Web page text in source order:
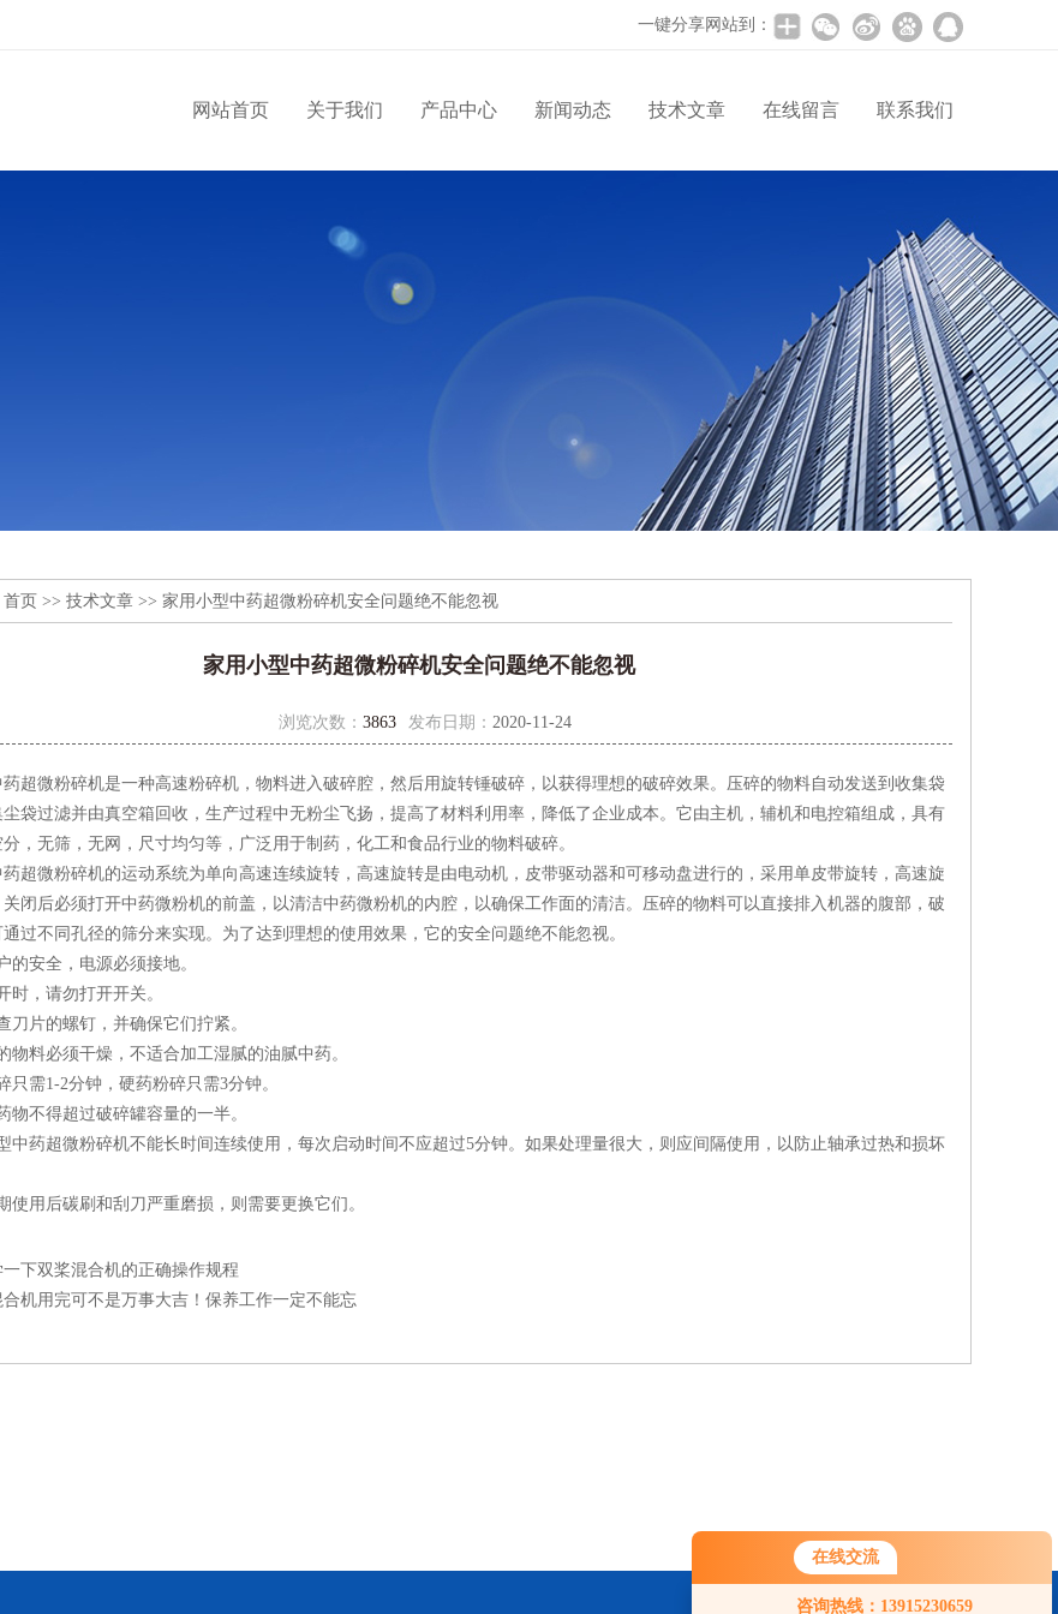
在线交流
咨询热线：13915230659
一键分享网站到：
网站首页 关于我们 产品中心 新闻动态 技术文章 在线留言 联系我们
首页 >> 技术文章 >> 家用小型中药超微粉碎机安全问题绝不能忽视
家用小型中药超微粉碎机安全问题绝不能忽视
浏览次数： 3863 发布日期： 2020-11-24
微粉碎机是一种高速粉碎机，物料进入破碎腔，然后用旋转锤破碎，以获得理想的破碎效果。压碎的物料自动发送到收集袋
袋过滤并由真空箱回收，生产过程中无粉尘飞扬，提高了材料利用率，降低了企业成本。它由主机，辅机和电控箱组成，具有
，无筛，无网，尺寸均匀等，广泛用于制药，化工和食品行业的物料破碎。
微粉碎机的运动系统为单向高速连续旋转，高速旋转是由电动机，皮带驱动器和可移动盘进行的，采用单皮带旋转，高速旋
闭后必须打开中药微粉机的前盖，以清洁中药微粉机的内腔，以确保工作面的清洁。压碎的物料可以直接排入机器的腹部，破
过不同孔径的筛分来实现。为了达到理想的使用效果，它的安全问题绝不能忽视。
安全，电源必须接地。
，请勿打开开关。
片的螺钉，并确保它们拧紧。
料必须干燥，不适合加工湿腻的油腻中药。
需1-2分钟，硬药粉碎只需3分钟。
不得超过破碎罐容量的一半。
药超微粉碎机不能长时间连续使用，每次启动时间不应超过5分钟。如果处理量很大，则应间隔使用，以防止轴承过热和损坏
用后碳刷和刮刀严重磨损，则需要更换它们。
下双桨混合机的正确操作规程
机用完可不是万事大吉！保养工作一定不能忘